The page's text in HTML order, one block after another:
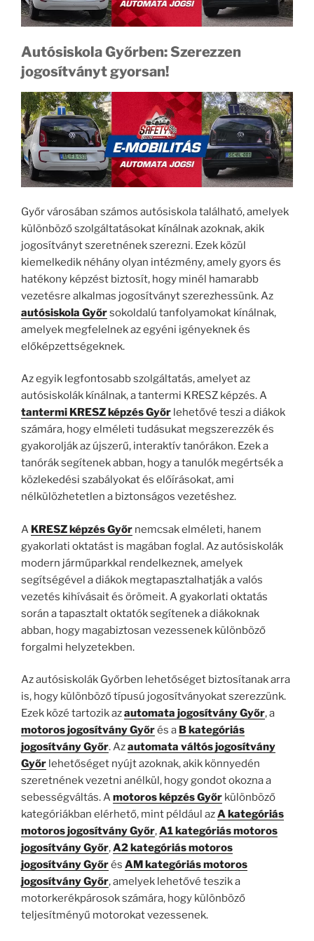
Autósiskola Győrben: Szerezzen
jogosítványt gyorsan!
Győr városában számos autósiskola található, amelyek
különböző szolgáltatásokat kínálnak azoknak, akik
jogosítványt szeretnének szerezni. Ezek közül
kiemelkedik néhány olyan intézmény, amely gyors és
hatékony képzést biztosít, hogy minél hamarabb
vezetésre alkalmas jogosítványt szerezhessünk. Az
autósiskola Győrsokoldalú tanfolyamokat kínálnak,
amelyek megfelelnek az egyéni igényeknek és
előképzettségeknek.
Az egyik legfontosabb szolgáltatás, amelyet az
autósiskolák kínálnak, a tantermi KRESZ képzés. A
tantermi KRESZ képzés Győr lehetővé teszi a diákok
számára, hogy elméleti tudásukat megszerezzék és
gyakorolják az újszerű, interaktív tanórákon. Ezek a
tanórák segítenek abban, hogy a tanulók megértsék a
közlekedési szabályokat és előírásokat, ami
nélkülözhetetlen a biztonságos vezetéshez.
A KRESZ képzés Győr nemcsak elméleti, hanem
gyakorlati oktatást is magában foglal. Az autósiskolák
modern járműparkkal rendelkeznek, amelyek
segítségével a diákok megtapasztalhatják a valós
vezetés kihívásait és örömeit. A gyakorlati oktatás
során a tapasztalt oktatók segítenek a diákoknak
abban, hogy magabiztosan vezessenek különböző
forgalmi helyzetekben.
Az autósiskolák Győrben lehetőséget biztosítanak arra
is, hogy különböző típusú jogosítványokat szerezzünk.
Ezek közé tartozik azautomata jogosítvány Győr, a
motoros jogosítvány Győrés a B kategóriás
jogosítvány Győr. Azautomata váltós jogosítvány
Győr lehetőséget nyújt azoknak, akik könnyedén
szeretnének vezetni anélkül, hogy gondot okozna a
sebességváltás. Amotoros képzés Győr különböző
kategóriákban elérhető, mint például azA kategóriás
motoros jogosítvány Győr,A1 kategóriás motoros
jogosítvány Győr,A2 kategóriás motoros
jogosítvány Győrés AM kategóriás motoros
jogosítvány Győr, amelyek lehetővé teszik a
motorkerékpárosok számára, hogy különböző
teljesítményű motorokat vezessenek.